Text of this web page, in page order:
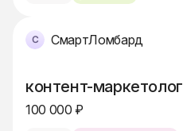
СмартЛомбард
контент-маркетолог
100 000 ₽